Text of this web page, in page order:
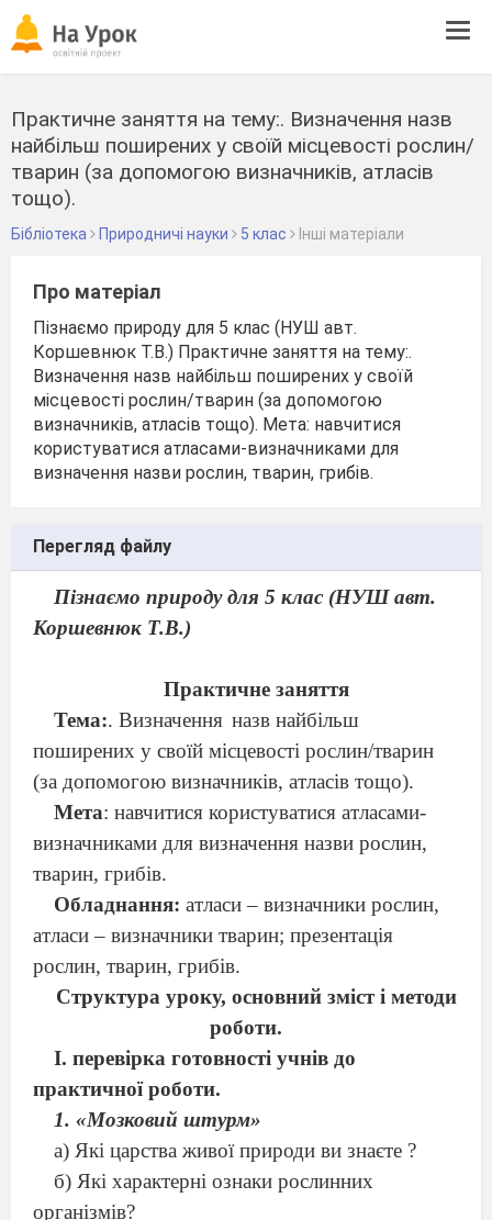
Практичне заняття на тему:. Визначення назв
найбільш поширених у своїй місцевості рослин/
тварин (за допомогою визначників, атласів
тощо).
Бібліотека Природничі науки 5 клас Інші матеріали
Про матеріал
Пізнаємо природу для 5 клас (НУШ авт.
Коршевнюк Т.В.) Практичне заняття на тему:.
Визначення назв найбільш поширених у своїй
місцевості рослин/тварин (за допомогою
визначників, атласів тощо). Мета: навчитися
користуватися атласами-визначниками для
визначення назви рослин, тварин, грибів.
Перегляд файлу
Пізнаємо природу для 5 клас (НУШ авт.
Коршевнюк Т.В.)
Практичне заняття
Тема:. Визначення назв найбільш
поширених у своїй місцевості рослин/тварин
(за допомогою визначників, атласів тощо).
Мета: навчитися користуватися атласами-
визначниками для визначення назви рослин,
тварин, грибів.
Обладнання: атласи – визначники рослин,
атласи – визначники тварин; презентація
рослин, тварин, грибів.
Структура уроку, основний зміст і методи
роботи.
І. перевірка готовності учнів до
практичної роботи.
1. «Мозковий штурм»
а) Які царства живої природи ви знаєте?
б) Які характерні ознаки рослинних
організмів?